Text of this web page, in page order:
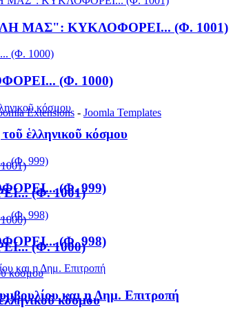
ΜΑΣ": ΚΥΚΛΟΦΟΡΕΙ... (Φ. 1001)
(Φ. 1000)
ἑλληνικοῦ κόσμου
(Φ. 999)
(Φ. 998)
και η Δημ. Επιτροπή
Extensions- Joomla Templates
(Φ. 1001)
(Φ. 1000)
κόσμου